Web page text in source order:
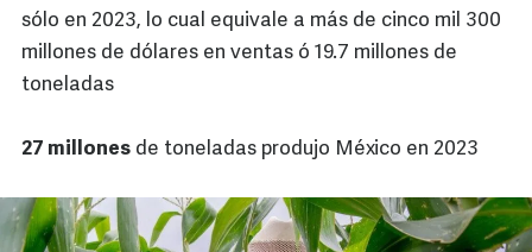
sólo en 2023, lo cual equivale a más de cinco mil 300
millones de dólares en ventas ó 19.7 millones de
toneladas
27 millones de toneladas produjo México en 2023